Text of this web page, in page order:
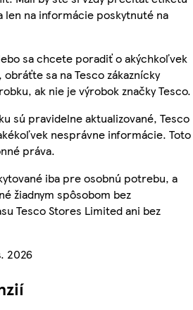
len na informácie poskytnuté na
sa chcete poradiť o akýchkoľvek
sa na Tesco zákaznícky
ak nie je výrobok značky Tesco.
sú pravidelne aktualizované, Tesco
nesprávne informácie. Toto
práva.
iba pre osobnú potrebu, a
žiadnym spôsobom bez
Tesco Stores Limited ani bez
2026